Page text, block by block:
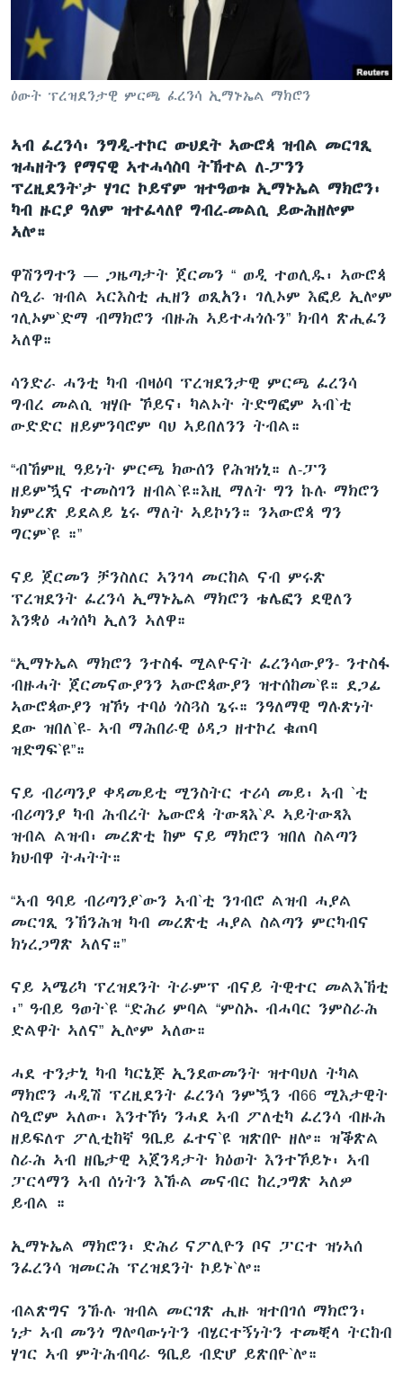
ቂሔ ጽልሚ
ቋንቋታት
ዕውት ፕረዝደንታዊ ምርጫ ፈረንሳ ኢማኑኤል ማክሮን
ኣብ ፈረንሳ፡ ንግዲ-ተኮር ውህደት ኣውሮጳ ዝብል መርገጺ
ዝሓዘትን የማናዊ ኣተሓሳስባ ትኽተል ለ-ፓንን
ፕረዚደንት’ታ ሃገር ኮይኖም ዝተዓወቱ ኢማኑኤል ማክሮን፡
ካብ ዙርያ ዓለም ዝተፈላለየ ግብረ-መልሲ ይውሕዘሎም
ኣሎ።
ዋሽንግተን — ጋዜጣታት ጀርመን “ ወዲ ተወሊዱ፡ ኣውሮጳ
ስዒራ ዝብል ኣርእስቲ ሒዘን ወጺአን፡ ገሊኦም እፎይ ኢሎም
ገሊኦም`ድማ ብማክሮን ብዙሕ ኣይተሓጎሱን” ክብላ ጽሒፈን
ኣለዋ።
ሳንድራ ሓንቲ ካብ ብዛዕባ ፕረዝደንታዊ ምርጫ ፈረንሳ
ግብረ መልሲ ዝሃቡ ኾይና፡ ካልኦት ትድግፎም ኣብ`ቲ
ውድድር ዘይምንባሮም ባህ ኣይበለንን ትብል።
“ብኸምዚ ዓይነት ምርጫ ክውሰን የሕዝነኒ። ለ-ፓን
ዘይምዃና ተመስገን ዘብል`ዩ።እዚ ማለት ግን ኩሉ ማክሮን
ክምረጽ ይደልይ ኔሩ ማለት ኣይኮነን። ንኣውሮጳ ግን
ግርም`ዩ ።”
ናይ ጀርመን ቻንስለር ኣንገላ መርከል ናብ ምሩጽ
ፕረዝደንት ፈረንሳ ኢማኑኤል ማክሮን ቴሌፎን ደዊለን
እንቋዕ ሓጎሰካ ኢለን ኣለዋ።
“ኢማኑኤል ማክሮን ንተስፋ ሚልዮናት ፈረንሳውያን- ንተስፋ
ብዙሓት ጀርመናውያንን ኣውሮጳውያን ዝተሰከመ`ዩ። ደጋፊ
ኣውሮጳውያን ዝኾነ ተባዕ ጎስጓስ ጌሩ። ንዓለማዊ ግሉጽነት
ደው ዝበለ`ዩ- ኣብ ማሕበራዊ ዕዳጋ ዘተኮረ ቁጠባ
ዝድግፍ`ዩ”።
ናይ ብሪጣንያ ቀዳመይቲ ሚንስትር ተሪሳ መይ፡ ኣብ `ቲ
ብሪጣንያ ካብ ሕብረት ኤውሮጳ ትውጻእ`ዶ ኣይትውጻእ
ዝብል ልዝብ፡ መረጽቲ ከም ናይ ማክሮን ዝበለ ስልጣን
ክህብዋ ትሓትት።
“ኣብ ዓባይ ብሪጣንያ`ውን ኣብ`ቲ ንገብሮ ልዝብ ሓያል
መርገጺ ንኽንሕዝ ካብ መረጽቲ ሓያል ስልጣን ምርካብና
ክነረጋግጽ ኣለና።”
ናይ ኣሜሪካ ፕረዝደንት ትራምፕ ብናይ ትዊተር መልእኽቲ
፡” ዓብይ ዓወት`ዩ “ድሕሪ ምባል “ምስኡ ብሓባር ንምስራሕ
ድልዋት ኣለና” ኢሎም ኣለው።
ሓደ ተንታኒ ካብ ካርኔጅ ኢንደውመንት ዝተባህለ ትካል
ማክሮን ሓዲሽ ፕረዚደንት ፈረንሳ ንምዃን ብ66 ሚእታዊት
ስዒሮም ኣለው፡ እንተኾነ ንሓደ ኣብ ፖለቲካ ፈረንሳ ብዙሕ
ዘይፍለጥ ፖሊቲከኛ ዓቢይ ፈተና`ዩ ዝጽበዮ ዘሎ። ዝቕጽል
ስራሕ ኣብ ዘቤታዊ ኣጀንዳታት ክዕወት እንተኾይኑ፡ ኣብ
ፓርላማን ኣብ ሰነትን እኹል መናብር ከረጋግጽ ኣለዎ
ይብል ።
ኢማኑኤል ማክሮን፡ ድሕሪ ናፖሊዮን ቦና ፓርተ ዝነኣሰ
ንፈረንሳ ዝመርሕ ፕረዝደንት ኮይኑ`ሎ።
ብልጽግና ንኹሉ ዝብል መርገጽ ሒዙ ዝተበገሰ ማክሮን፡
ነታ ኣብ መንጎ ግሎባውነትን ብሄርተኝነትን ተመቒላ ትርከብ
ሃገር ኣብ ምትሕብባራ ዓቢይ ብድሆ ይጽበዮ`ሎ።